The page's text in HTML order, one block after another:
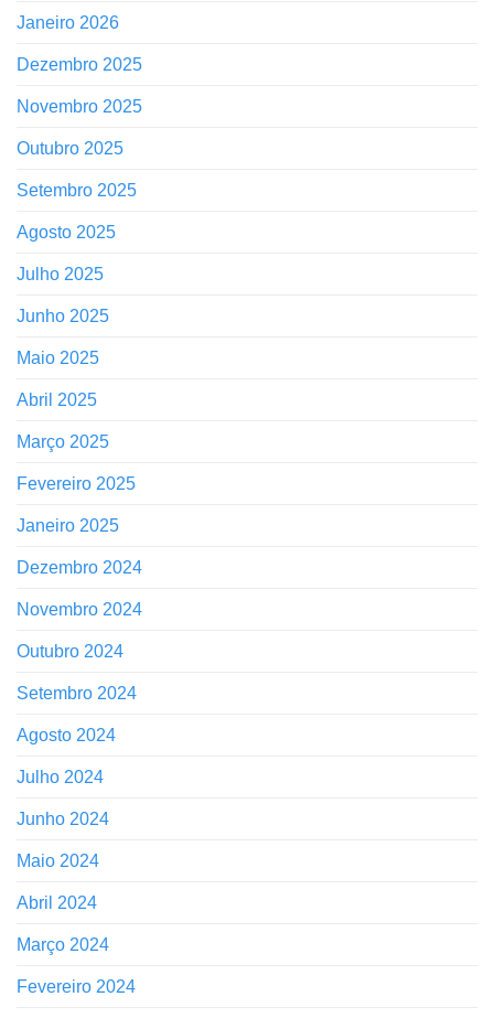
Janeiro 2026
Dezembro 2025
Novembro 2025
Outubro 2025
Setembro 2025
Agosto 2025
Julho 2025
Junho 2025
Maio 2025
Abril 2025
Março 2025
Fevereiro 2025
Janeiro 2025
Dezembro 2024
Novembro 2024
Outubro 2024
Setembro 2024
Agosto 2024
Julho 2024
Junho 2024
Maio 2024
Abril 2024
Março 2024
Fevereiro 2024